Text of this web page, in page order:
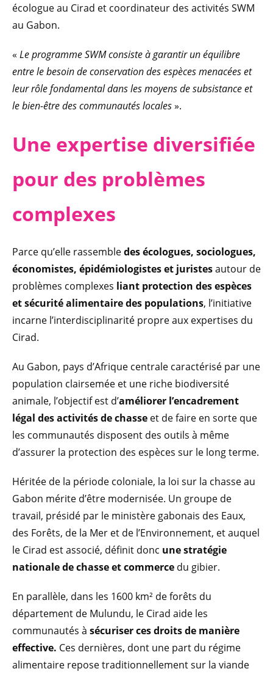
écologue au Cirad et coordinateur des activités SWM
au Gabon.
« Le programme SWM consiste à garantir un équilibre
entre le besoin de conservation des espèces menacées et
leur rôle fondamental dans les moyens de subsistance et
le bien-être des communautés locales».
Une expertise diversifiée
pour des problèmes
complexes
Parce qu’elle rassembledes écologues, sociologues,
économistes, épidémiologistes et juristesautour de
problèmes complexes liant protection des espèces
et sécurité alimentaire des populations, l’initiative
incarne l’interdisciplinarité propre aux expertises du
Cirad.
Au Gabon, pays d’Afrique centrale caractérisé par une
population clairsemée et une riche biodiversité
animale, l’objectif est d’améliorer l’encadrement
légal des activités de chasse et de faire en sorte que
les communautés disposent des outils à même
d’assurer la protection des espèces sur le long terme.
Héritée de la période coloniale, la loi sur la chasse au
Gabon mérite d’être modernisée. Un groupe de
travail, présidé par le ministère gabonais des Eaux,
des Forêts, de la Mer et de l’Environnement, et auquel
le Cirad est associé, définit donc une stratégie
nationale de chasse et commerce du gibier.
En parallèle, dans les 1600 km² de forêts du
département de Mulundu, le Cirad aide les
communautés à sécuriser ces droits de manière
effective. Ces dernières, dont une part du régime
alimentaire repose traditionnellement sur la viande